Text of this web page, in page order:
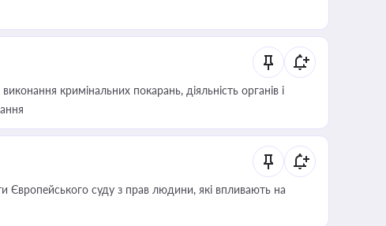
кримінальних покарань, діяльність органів і
Європейського суду з прав людини, які впливають на